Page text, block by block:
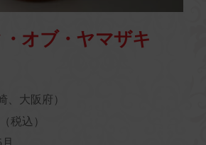
オブ・ヤマザキ
、大阪府）
税込）